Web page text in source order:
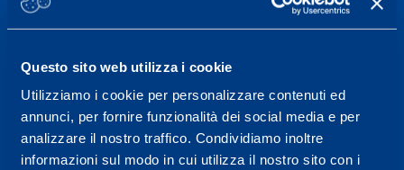
Questo sito web utilizza i cookie
Utilizziamo i cookie per personalizzare contenuti ed
annunci, per fornire funzionalità dei social media e per
analizzare il nostro traffico. Condividiamo inoltre
informazioni sul modo in cui utilizza il nostro sito con i
Centro servizi per l'alta
prestazione ed il
wellness.
Maggiori informazioni